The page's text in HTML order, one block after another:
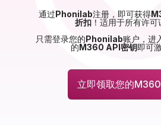
通过Phonilab注册，即可获得
折扣 ！适用于所有许可
只需登录您的Phonilab账户，进
的M360 API密钥即可
立即领取您的M360